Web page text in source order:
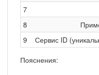
7
8
9
Сервис ID
Пояснения: